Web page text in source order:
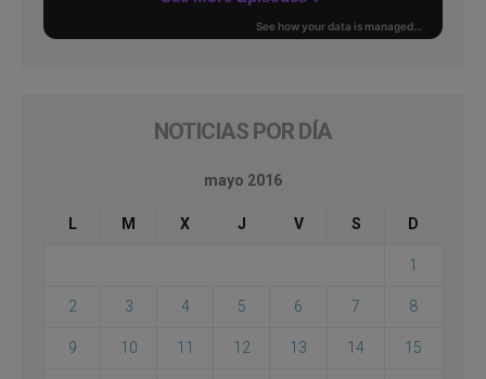
NOTICIAS POR DÍA
mayo 2016
L M X J V S D
1
2 3 4 5 6 7 8
9 10 11 12 13 14 15